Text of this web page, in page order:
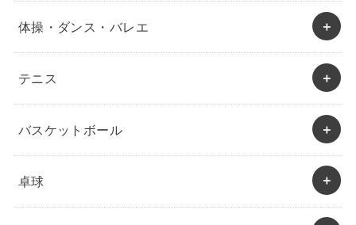
体操・ダンス・バレエ
テニス
バスケットボール
卓球